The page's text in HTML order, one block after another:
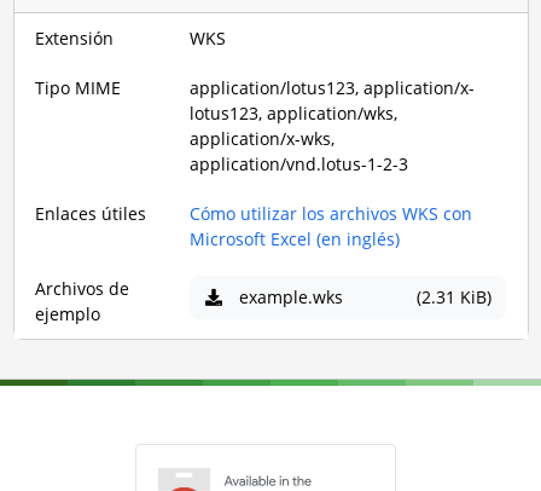
Extensión WKS
Tipo MIME
application/lotus123, application/x-
lotus123, application/wks,
application/x-wks,
application/vnd.lotus-1-2-3
Enlaces útiles
Cómo utilizar los archivos WKS con
Microsoft Excel (en inglés)
Archivos de
ejemplo
example.wks (2.31 KiB)